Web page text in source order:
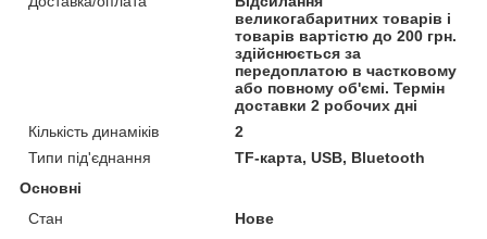
великогабаритних товарів і
товарів вартістю до 200 грн.
здійснюється за
передоплатою в частковому
або повному об'ємі. Термін
доставки 2 робочих дні
Кількість динаміків
2
Типи під'єднання
TF-карта, USB, Bluetooth
Основні
Стан
Нове